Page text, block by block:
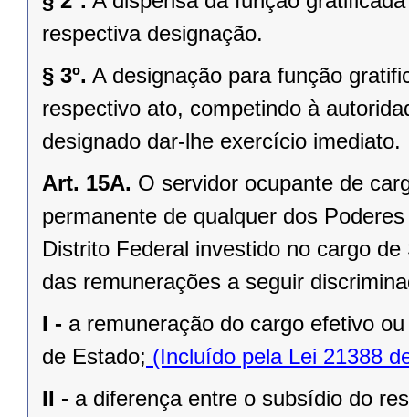
respectiva designação.
§ 3º. A designação para função
respectivo ato, competindo à
designado dar-lhe exercício imediato.
Art. 15A. O servidor ocupante de
permanente de qualquer dos
Distrito Federal investido no cargo
das remunerações a seguir
I - a remuneração do cargo efetivo
de Estado; (Incluído pela Lei 21388
II - a diferença entre o subsídio do